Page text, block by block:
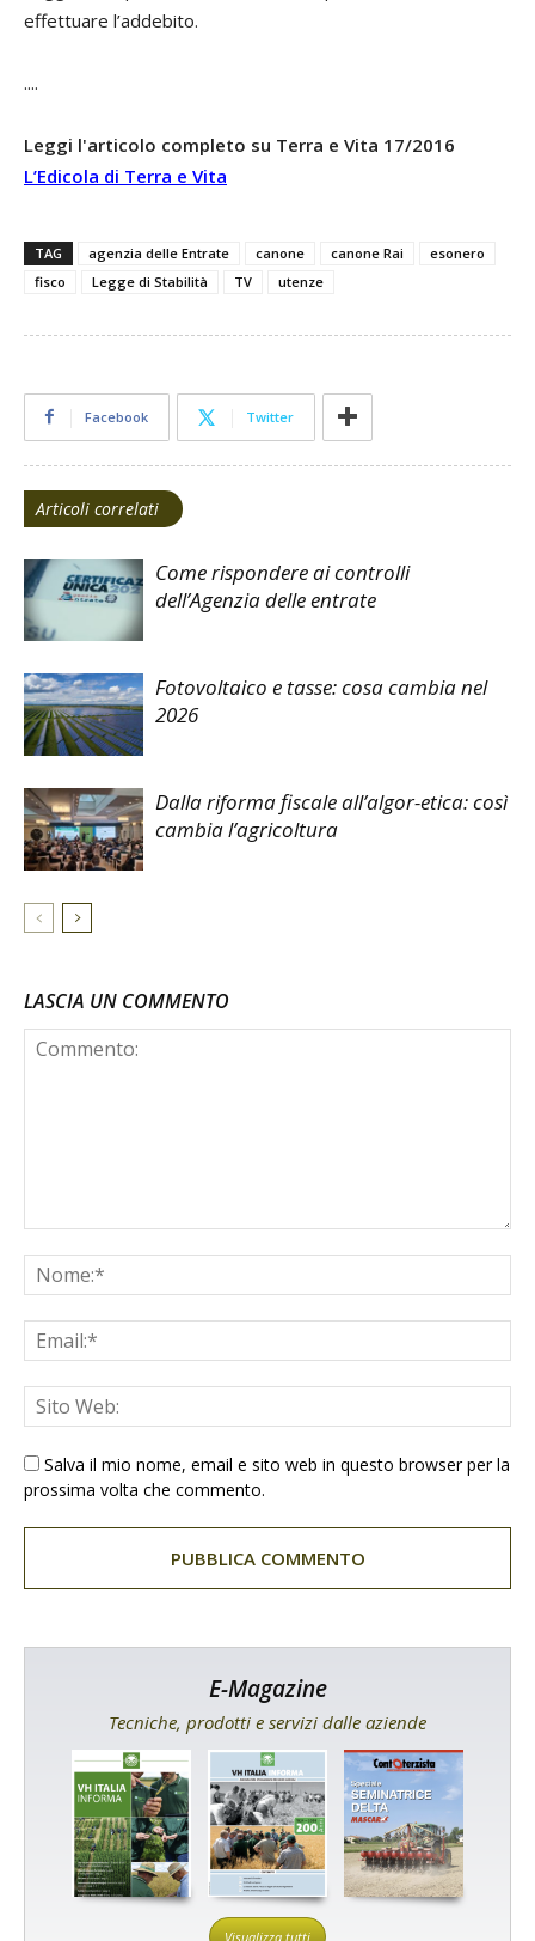
effettuare l’addebito.
....
Leggi l'articolo completo su Terra e Vita 17/2016
L’Edicola di Terra e Vita
TAG agenzia delle Entrate canone canone Rai
esonero
fisco
Legge di Stabilità TV utenze
Facebook Twitter
Articoli correlati
Come rispondere ai controlli
dell’Agenzia delle entrate
Fotovoltaico e tasse: cosa cambia nel
2026
Dalla riforma fiscale all’algor-etica: così
cambia l’agricoltura
LASCIA UN COMMENTO
Salva il mio nome, email e sito web in questo browser per la
prossima volta che commento.
E-Magazine
Tecniche, prodotti e servizi dalle aziende
Visualizza tutti